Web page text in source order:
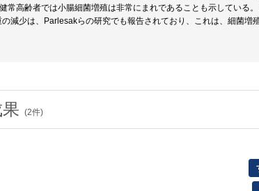
常高齢者では小腸細菌増殖は非常にまれであることも示している
減少は、Parlesakらの研究でも報告されており、これは、細菌増
(2件)